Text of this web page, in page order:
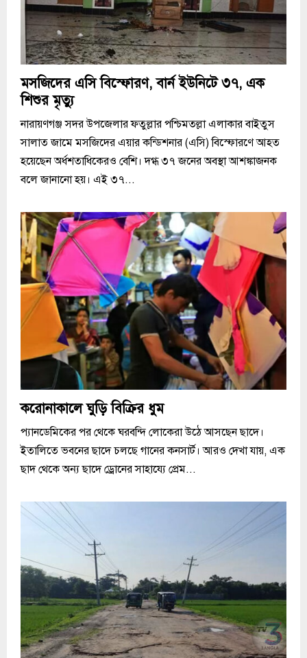
মসজিদের এসি বিস্ফোরণ, বার্ন ইউনিটে ৩৭, এক
শিশুর মৃত্যু
নারায়ণগঞ্জ সদর উপজেলার ফতুল্লার পশ্চিমতল্লা এলাকার বাইতুস
সালাত জামে মসজিদের এয়ার কন্ডিশনার (এসি) বিস্ফোরণে আহত
হয়েছেন অর্ধশতাধিকেরও বেশি। দগ্ধ ৩৭ জনের অবস্থা আশঙ্কাজনক
বলে জানানো হয়। এই ৩৭...
করোনাকালে ঘুড়ি বিক্রির ধুম
প্যানডেমিকের পর থেকে ঘরবন্দি লোকেরা উঠে আসছেন ছাদে।
ইতালিতে ভবনের ছাদে চলছে গানের কনসার্ট। আরও দেখা যায়, এক
ছাদ থেকে অন্য ছাদে ড্রোনের সাহায্যে প্রেম...